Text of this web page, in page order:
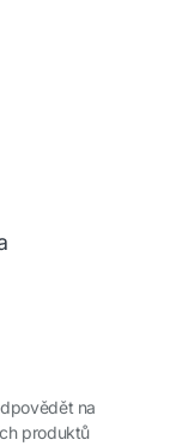
na
produktů